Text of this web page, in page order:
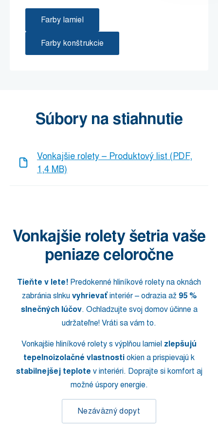
Farby lamiel
Farby konštrukcie
Súbory na stiahnutie
Vonkajšie rolety – Produktový list (PDF,
1,4 MB)
Vonkajšie rolety šetria vaše
peniaze celoročne
Tieňte v lete! Predokenné hliníkové rolety na oknách
zabránia slnkuvyhrievaťinteriér – odrazia až 95 %
slnečných lúčov. Ochladzujte svoj domov účinne a
udržateľne! Vráti sa vám to.
Vonkajšie hliníkové rolety s výplňou lamiel zlepšujú
tepelnoizolačné vlastnostiokien a prispievajú k
stabilnejšej teplote v interiéri. Doprajte si komfort aj
možné úspory energie.
Nezáväzný dopyt